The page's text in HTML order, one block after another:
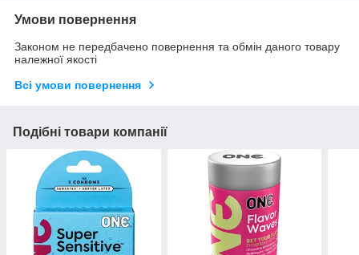
Умови повернення
Законом не передбачено повернення та обмін даного товару
належної якості
Всі умови повернення
Подібні товари компанії